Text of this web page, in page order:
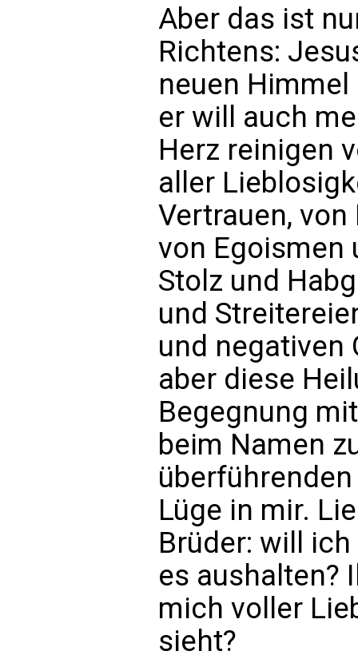
Aber das ist
Richtens:
neuen
er will auch
Herz reinigen
aller
Vertrauen, von
von Egoismen
Stolz und
und
und negativen
aber diese
Begegnung
beim Namen
Lüge in mir.
Brüder: will
es aushalten?
mich voller
sieht?